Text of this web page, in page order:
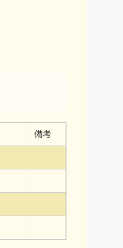
備考